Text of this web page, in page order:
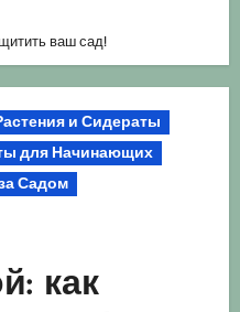
ваш сад!
и Сидераты
для Начинающих
Садом
как